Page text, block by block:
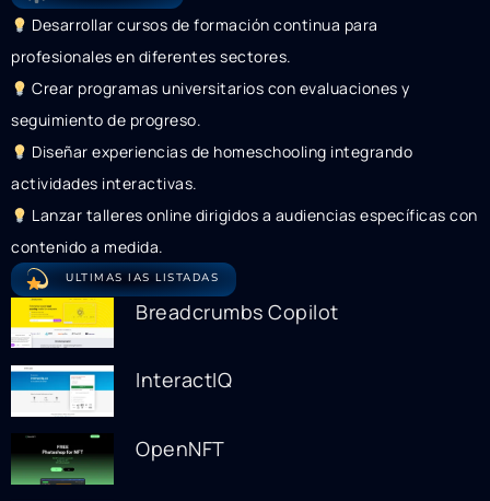
Desarrollar cursos de formación continua para
profesionales en diferentes sectores.
Crear programas universitarios con evaluaciones y
seguimiento de progreso.
Diseñar experiencias de homeschooling integrando
actividades interactivas.
Lanzar talleres online dirigidos a audiencias específicas con
contenido a medida.
ULTIMAS IAS LISTADAS
Breadcrumbs Copilot
InteractIQ
OpenNFT